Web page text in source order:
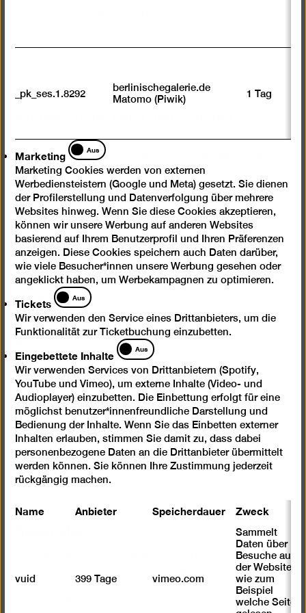
in Spuren, Mythen und Glyphen vergangener Zeiten
in Höhlen, Wüsten und Gräbern
auf Felsen und in Schluchten
bei den Indios und ihren Schamanen
im Reservat der Sioux
mit Medizinmännern, Geistern und Ritualen
begleitet von Rindern, Hirschen und Hasen
in den Canyons der Black Hills und der Badlands
bedroht und beschützt vom Coyoten, dem Adler,der
Schlange
von Osten nach Westen, von Süden nach Norden
zu den Schäfern, weisen Frauen und
Wünschelrutengängern
in ein Grenzland an der Elbe, wo Werwölfe und
Korngeister
noch in Erscheinung treten
und Störche Botschaften aus fremden Ländern
bringen
dort fand ich die Zeichen in mir selbst.
FRANEK im Juni 1985
FRANEK (Sabine Franek-Koch) wurde 1939 in
Potsdam geboren. Sie studierte ab 1959 Malerei und
Grafik an der Hochschule für Bildende Künste in
Berlin bei Fred Thieler und Mac Zimmermann. 1968
_pk_ses.1.8292
berlinischegalerie.de
Matomo (Piwik)
1 Tag
Marketing
Marketing
Aus
Marketing Cookies werden von externen
Werbediensteistern (Google und Meta) gesetzt. Sie dienen
der Profilerstellung und Datenverfolgung über mehrere
Websites hinweg. Wenn Sie diese Cookies akzeptieren,
können wir unsere Werbung auf anderen Websites
basierend auf Ihrem Benutzerprofil und Ihren Präferenzen
anzeigen. Diese Cookies speichern auch Daten darüber,
wie viele Besucher*innen unsere Werbung gesehen oder
angeklickt haben, um Werbekampagnen zu optimieren.
Tickets
Tickets
Aus
Wir verwenden den Service eines Drittanbieters, um die
Funktionalität zur Ticketbuchung einzubetten.
Eingebettete Inhalte
Eingebettete
Inhalte
Aus
Wir verwenden Services von Drittanbietern (Spotify,
YouTube und Vimeo), um externe Inhalte (Video- und
Audioplayer) einzubetten. Die Einbettung erfolgt für eine
möglichst benutzer*innenfreundliche Darstellung und
Bedienung der Inhalte. Wenn Sie das Einbetten externer
Inhalten erlauben, stimmen Sie damit zu, dass dabei
personenbezogene Daten an die Drittanbieter übermittelt
werden können. Sie können Ihre Zustimmung jederzeit
rückgängig machen.
Name Anbieter Speicherdauer Zweck
vuid 399 Tage vimeo.com
Sammelt
Daten über
Besuche auf
der Website,
wie zum
Beispiel
welche Seiten